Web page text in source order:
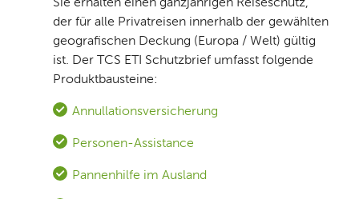
Sie erhalten einen ganzjährigen Reiseschutz,
der für alle Privatreisen innerhalb der gewählten
geografischen Deckung (Europa / Welt) gültig
ist. Der TCS ETI Schutzbrief umfasst folgende
Produktbausteine:
Annullationsversicherung
Personen-Assistance
Pannenhilfe im Ausland